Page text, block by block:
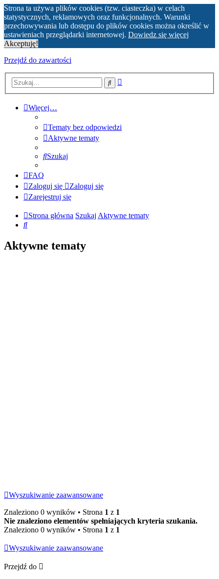
Strona ta używa plików cookies (tzw. ciasteczka) w celach
statystycznych, reklamowych oraz funkcjonalnych. Warunki
przechowywania lub dostępu do plików cookies można określić w
ustawieniach przeglądarki internetowej. Dowiedz się więcej
Akceptuję!
Przejdź do zawartości
Szukaj
Więcej…
Tematy bez odpowiedzi
Aktywne tematy
Szukaj
FAQ
Zaloguj się
Zaloguj się
Zarejestruj się
Strona główna Szukaj Aktywne tematy
Szukaj
Aktywne tematy
Wyszukiwanie zaawansowane
Znaleziono 0 wyników • Strona 1 z 1
Nie znaleziono elementów spełniających kryteria szukania.
Znaleziono 0 wyników • Strona 1 z 1
Wyszukiwanie zaawansowane
Przejdź do